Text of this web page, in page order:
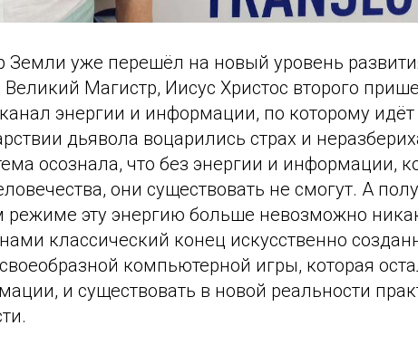
Земли уже перешёл на новый уровень
Магистр, Иисус Христос второго
энергии и информации, по которому идёт
дьявола воцарились страх и
осознала, что без энергии и информации,
они существовать не смогут. А
эту энергию больше невозможно
классический конец искусственно
компьютерной игры, которая
и существовать в новой реальности